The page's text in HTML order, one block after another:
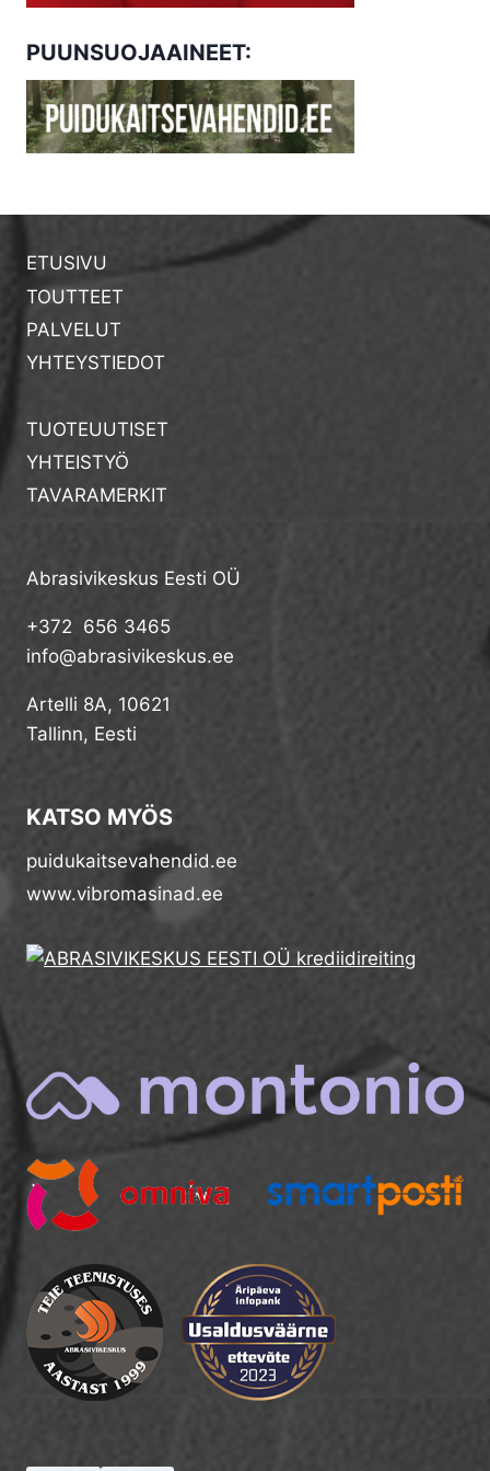
PUUNSUOJAAINEET:
ETUSIVU
TOUTTEET
PALVELUT
YHTEYSTIEDOT
TUOTEUUTISET
YHTEISTYÖ
TAVARAMERKIT
Abrasivikeskus Eesti OÜ
+372 656 3465
info@abrasivikeskus.ee
Artelli 8A, 10621
Tallinn, Eesti
KATSO MYÖS
puidukaitsevahendid.ee
www.vibromasinad.ee